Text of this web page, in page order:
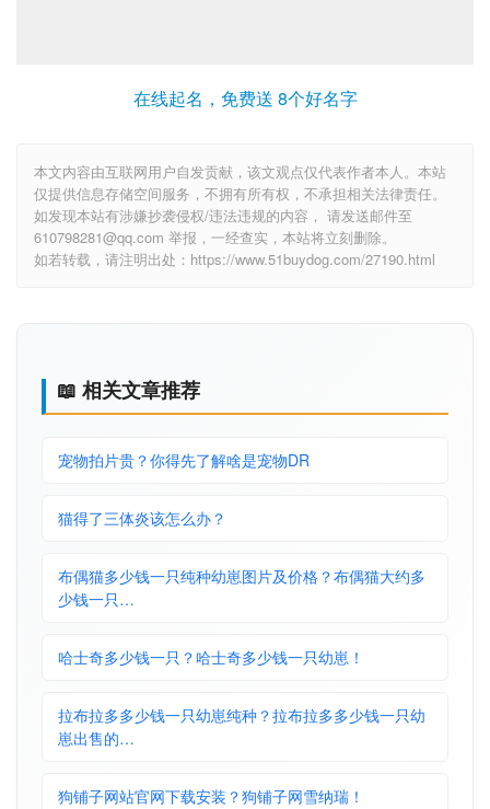
在线起名，免费送 8个好名字
本文内容由互联网用户自发贡献，该文观点仅代表作者本人。本站
仅提供信息存储空间服务，不拥有所有权，不承担相关法律责任。
如发现本站有涉嫌抄袭侵权/违法违规的内容， 请发送邮件至
610798281@qq.com 举报，一经查实，本站将立刻删除。
如若转载，请注明出处：https://www.51buydog.com/27190.html
📖 相关文章推荐
宠物拍片贵？你得先了解啥是宠物DR
猫得了三体炎该怎么办？
布偶猫多少钱一只纯种幼崽图片及价格？布偶猫大约多
少钱一只…
哈士奇多少钱一只？哈士奇多少钱一只幼崽！
拉布拉多多少钱一只幼崽纯种？拉布拉多多少钱一只幼
崽出售的…
狗铺子网站官网下载安装？狗铺子网雪纳瑞！